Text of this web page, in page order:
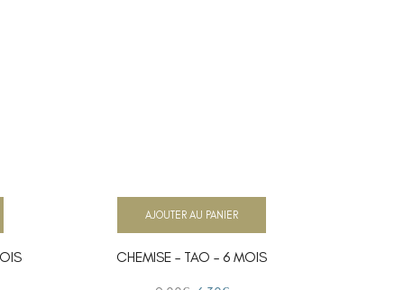
CHEMISE – TAO – 6 MOIS
AJOUTER AU PANIER